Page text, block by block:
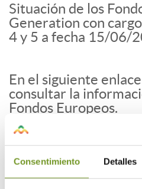
Consentimiento Detalles
Situación de los
Generation con
4 y 5 a fecha 15/06/
En el siguiente
consultar la
Fondos Europeos.
https://
s/vivienda/ayudas-
rehabilitacion-
residenciales-